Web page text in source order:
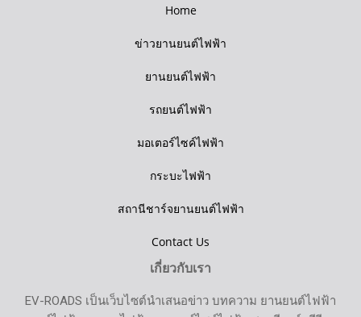
Home
ข่าวยานยนต์ไฟฟ้า
ยานยนต์ไฟฟ้า
รถยนต์ไฟฟ้า
มอเตอร์ไซค์ไฟฟ้า
กระบะไฟฟ้า
สถานีชาร์จยานยนต์ไฟฟ้า
Contact Us
เกี่ยวกับเรา
EV-ROADS เป็นเว็บไซต์นำเสนอข่าว บทความ ยานยนต์ไฟฟ้า